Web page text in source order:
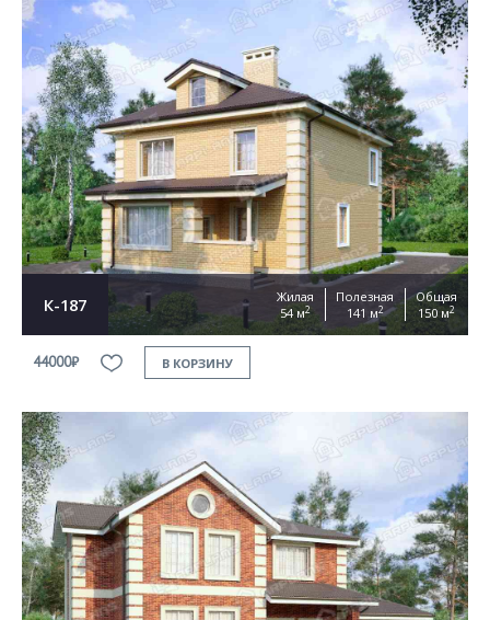
К-187
Жилая
54 м2
Полезная
141 м2
Общая
150 м2
44000₽ В КОРЗИНУ